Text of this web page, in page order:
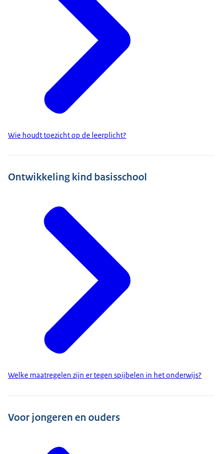
Wie houdt toezicht op de leerplicht?
Ontwikkeling kind basisschool
Welke maatregelen zijn er tegen spijbelen in het onderwijs?
Voor jongeren en ouders